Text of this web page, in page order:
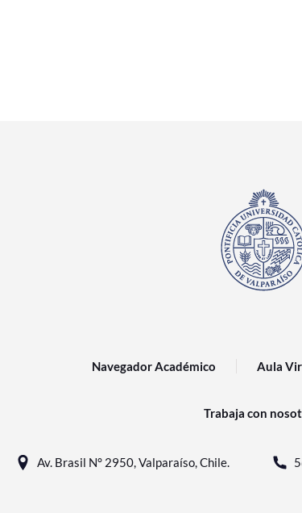
Navegador Académico Aula
Trabaja con
Av. Brasil N° 2950, Valparaíso, Chile.